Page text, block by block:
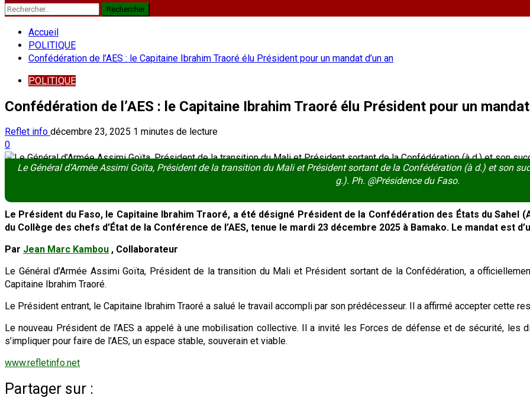
Rechercher :
Accueil
POLITIQUE
Confédération de l’AES : le Capitaine Ibrahim Traoré élu Président pour un mandat d’un an
POLITIQUE
Confédération de l’AES : le Capitaine Ibrahim Traoré élu Président pour un mandat
Reflet info décembre 23, 2025 1 minutes de lecture
0
Le Général d’Armée Assimi Goïta, Président de la transition du Mali et Président sortant de la Confédération (à d.) et son
g.). Ph. @Présidence du Faso.
Le Président du Faso, le Capitaine Ibrahim Traoré, a été désigné Président de la Confédération des États du Sahel
du Collège des chefs d’État de la Conférence de l’AES, tenue le mardi 23 décembre 2025 à Bamako. Le mandat est
Par Jean Marc Kambou , Collaborateur
Le Général d’Armée Assimi Goïta, Président de la transition du Mali et Président sortant de la Confédération, a
Capitaine Ibrahim Traoré.
Le Président entrant, le Capitaine Ibrahim Traoré a salué le travail accompli par son prédécesseur. Il a affirmé accepter cette
Le nouveau Président de l’AES a appelé à une mobilisation collective. Il a invité les Forces de défense et de sécurité,
s’impliquer pour faire de l’AES, un espace stable, souverain et viable.
www.refletinfo.net
Partager sur :